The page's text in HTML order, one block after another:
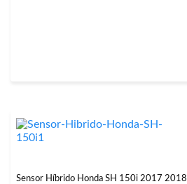
Sensor Híbrido Honda SH 150i 2017 2018